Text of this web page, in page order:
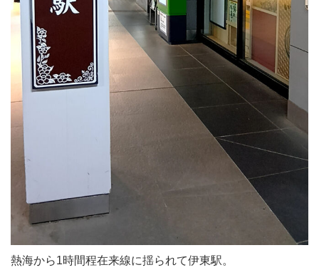
熱海から1時間程在来線に揺られて伊東駅。